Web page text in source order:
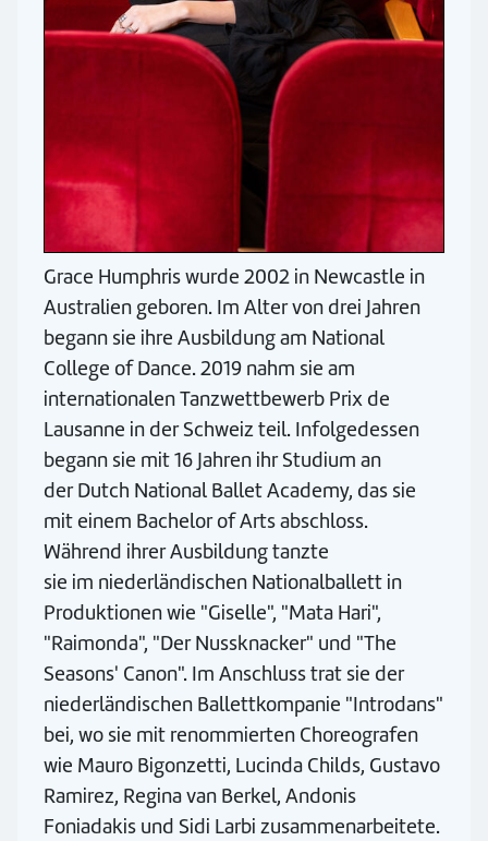
Grace Humphris wurde 2002 in Newcastle in
Australien geboren. Im Alter von drei Jahren
begann sie ihre Ausbildung am National
College of Dance. 2019 nahm sie am
internationalen Tanzwettbewerb Prix de
Lausanne in der Schweiz teil. Infolgedessen
begann sie mit 16 Jahren ihr Studium an
der Dutch National Ballet Academy, das sie
mit einem Bachelor of Arts abschloss.
Während ihrer Ausbildung tanzte
sie im niederländischen Nationalballett in
Produktionen wie "Giselle", "Mata Hari",
"Raimonda", "Der Nussknacker" und "The
Seasons' Canon". Im Anschluss trat sie der
niederländischen Ballettkompanie "Introdans"
bei, wo sie mit renommierten Choreografen
wie Mauro Bigonzetti, Lucinda Childs, Gustavo
Ramirez, Regina van Berkel, Andonis
Foniadakis und Sidi Larbi zusammenarbeitete.